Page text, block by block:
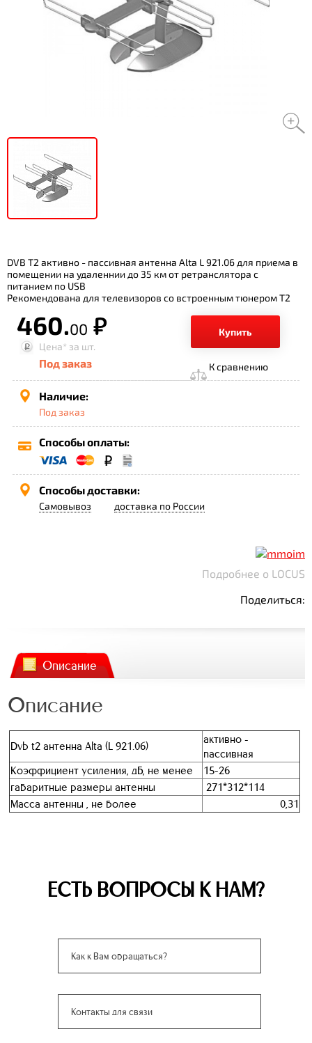
DVB T2 активно - пассивная антенна Alta L 921.06 для приема в
помещении на удаленнии до 35 км от ретранслятора с
питанием по USB
Рекомендована для телевизоров со встроенным тюнером T2
460.00 р.
Купить
Цена* за шт.
Под заказ К сравнению
Наличие:
Под заказ
Способы оплаты:
Способы доставки:
Самовывоз доставка по России
Подробнее о LOCUS
Поделиться:
Описание
Описание
Dvb t2 антенна Alta (L 921.06)
активно -
пассивная
Коэффициент усиления, дБ, не менее
15-26
габаритные размеры антенны
271*312*114
Масса антенны , не более
0,31
ЕСТЬ ВОПРОСЫ К НАМ?